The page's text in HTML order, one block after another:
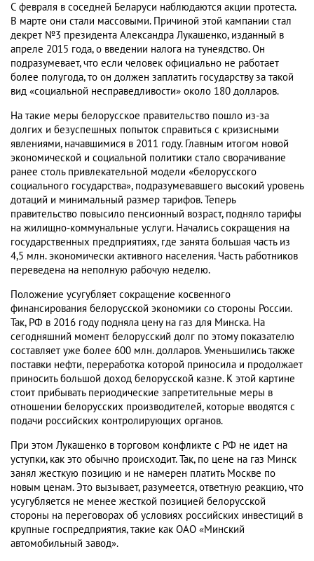
С февраля в соседней Беларуси наблюдаются акции протеста.
В марте они стали массовыми. Причиной этой кампании стал
декрет №3 президента Александра Лукашенко, изданный в
апреле 2015 года, о введении налога на тунеядство. Он
подразумевает, что если человек официально не работает
более полугода, то он должен заплатить государству за такой
вид «социальной несправедливости» около 180 долларов.
На такие меры белорусское правительство пошло из-за
долгих и безуспешных попыток справиться с кризисными
явлениями, начавшимися в 2011 году. Главным итогом новой
экономической и социальной политики стало сворачивание
ранее столь привлекательной модели «белорусского
социального государства», подразумевавшего высокий уровень
дотаций и минимальный размер тарифов. Теперь
правительство повысило пенсионный возраст, подняло тарифы
на жилищно-коммунальные услуги. Начались сокращения на
государственных предприятиях, где занята большая часть из
4,5 млн. экономически активного населения. Часть работников
переведена на неполную рабочую неделю.
Положение усугубляет сокращение косвенного
финансирования белорусской экономики со стороны России.
Так, РФ в 2016 году подняла цену на газ для Минска. На
сегодняшний момент белорусский долг по этому показателю
составляет уже более 600 млн. долларов. Уменьшились также
поставки нефти, переработка которой приносила и продолжает
приносить большой доход белорусской казне. К этой картине
стоит прибывать периодические запретительные меры в
отношении белорусских производителей, которые вводятся с
подачи российских контролирующих органов.
При этом Лукашенко в торговом конфликте с РФ не идет на
уступки, как это обычно происходит. Так, по цене на газ Минск
занял жесткую позицию и не намерен платить Москве по
новым ценам. Это вызывает, разумеется, ответную реакцию, что
усугубляется не менее жесткой позицией белорусской
стороны на переговорах об условиях российских инвестиций в
крупные госпредприятия, такие как ОАО «Минский
автомобильный завод».